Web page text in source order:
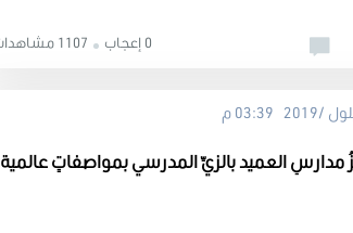
1107 مشاهدات 0 إعجاب
مدارسِ العميد بالزيِّ المدرسي بمواصفاتٍ عالمية